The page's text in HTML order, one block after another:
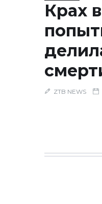
Крах
ZTB NEWS